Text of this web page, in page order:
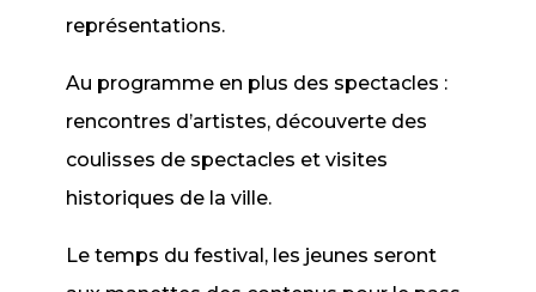
représentations.
Au programme en plus des spectacles :
rencontres d’artistes, découverte des
coulisses de spectacles et visites
historiques de la ville.
Le temps du festival, les jeunes seront